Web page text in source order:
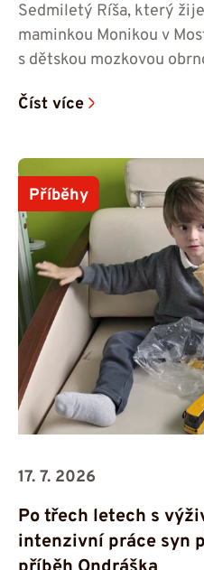
Sedmiletý Ríša, který
maminkou Monikou v
s dětskou mozkovou
Číst více
Příběhy
17. 7. 2026
Po třech letech s
intenzivní práce syn